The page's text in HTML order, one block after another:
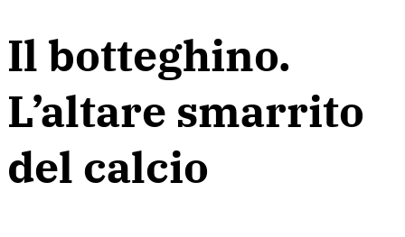
Il botteghino.
L’altare smarrito
del calcio